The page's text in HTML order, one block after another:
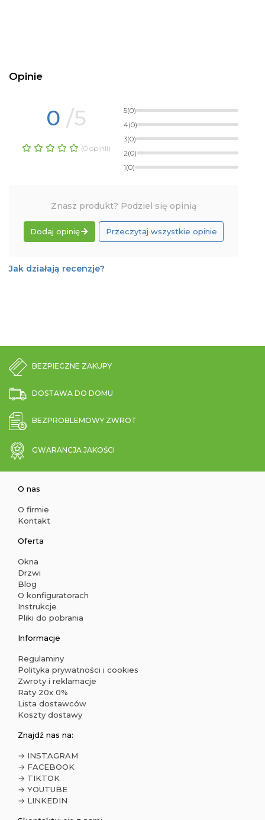
Opinie
0 /5
(0 opinii)
5(0)
4(0)
3(0)
2(0)
1(0)
Znasz produkt? Podziel się opinią
Dodaj opinię Przeczytaj wszystkie opinie
Jak działają recenzje?
BEZPIECZNE ZAKUPY
DOSTAWA DO DOMU
BEZPROBLEMOWY ZWROT
GWARANCJA JAKOŚCI
O nas
O firmie
Kontakt
Oferta
Okna
Drzwi
Blog
O konfiguratorach
Instrukcje
Pliki do pobrania
Informacje
Regulaminy
Polityka prywatności i cookies
Zwroty i reklamacje
Raty 20x 0%
Lista dostawców
Koszty dostawy
Znajdź nas na:
→ INSTAGRAM
→ FACEBOOK
→ TIKTOK
→ YOUTUBE
→ LINKEDIN